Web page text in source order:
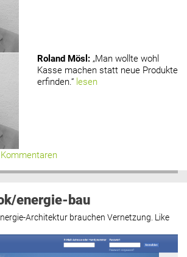
Roland Mösl : „Man wollte wohl
Kasse machen statt neue Produkte
erfinden.“ lesen
energie-bau
Architektur brauchen Vernetzung. Like